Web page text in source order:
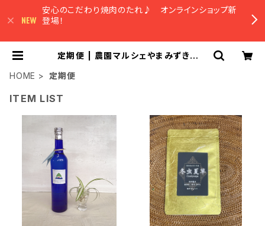
安心のこだわり焼肉のたれ♪ オンラインショップ新
登場！
定期便 | 農園マルシェやまみずき オ
HOME
定期便
ITEM LIST